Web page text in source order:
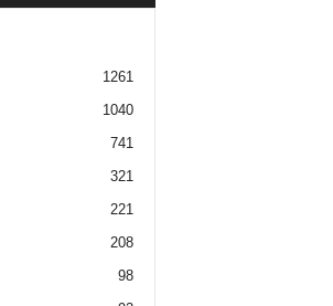
1261
1040
741
321
221
208
98